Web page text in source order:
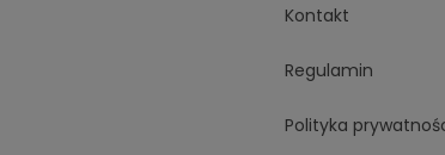
Kontakt
Regulamin
Polityka